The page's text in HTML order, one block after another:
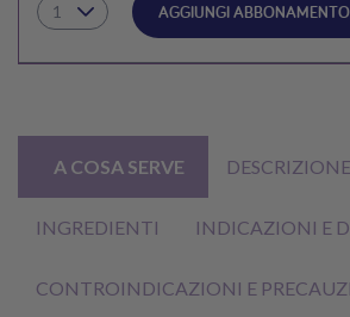
AGGIUNGI ABBONAMENTO
A COSA SERVE DESCRIZIONE
INGREDIENTI INDICAZIONI E
CONTROINDICAZIONI E